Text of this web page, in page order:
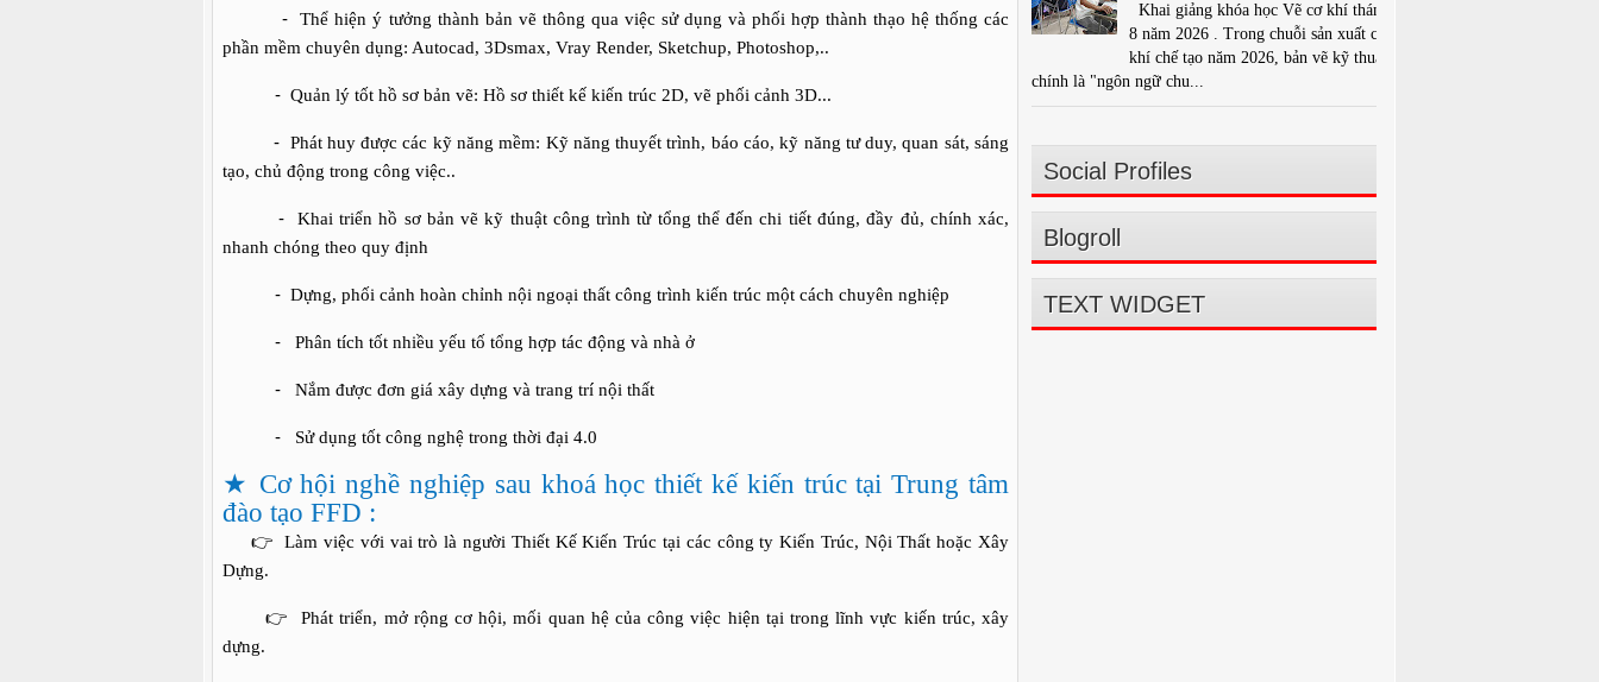
-
Thể hiện ý tưởng thành bản vẽ thông qua việc sử dụng và phối hợp thành thạo hệ thống các
phần mềm chuyên dụng: Autocad, 3Dsmax, Vray Render, Sketchup, Photoshop,..
- Quản lý tốt hồ sơ bản vẽ: Hồ sơ thiết kế kiến trúc 2D, vẽ phối cảnh 3D...
- Phát huy được các kỹ năng mềm: Kỹ năng thuyết trình, báo cáo, kỹ năng tư duy, quan sát, sáng
tạo, chủ động trong công việc..
-
Khai triển hồ sơ bản vẽ kỹ thuật công trình từ tổng thể đến chi tiết đúng, đầy đủ, chính xác,
nhanh chóng theo quy định
- Dựng, phối cảnh hoàn chỉnh nội ngoại thất công trình kiến trúc một cách chuyên nghiệp
- Phân tích tốt nhiều yếu tố tổng hợp tác động và nhà ở
- Nắm được đơn giá xây dựng và trang trí nội thất
- Sử dụng tốt công nghệ trong thời đại 4.0
★ Cơ hội nghề nghiệp sau khoá học thiết kế kiến trúc tại Trung tâm
đào tạo FFD :
👉
Làm việc với vai trò là người Thiết Kế Kiến Trúc tại các công ty Kiến Trúc, Nội Thất hoặc Xây
Dựng.
👉
Phát triển, mở rộng cơ hội, mối quan hệ của công việc hiện tại trong lĩnh vực kiến trúc, xây
dựng.
Khai giảng khóa học Vẽ cơ khí tháng
8 năm 2026 . Trong chuỗi sản xuất cơ
khí chế tạo năm 2026, bản vẽ kỹ thuật
chính là "ngôn ngữ chu...
Social Profiles
Blogroll
TEXT WIDGET